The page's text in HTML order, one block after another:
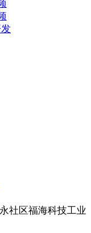
社区福海科技工业